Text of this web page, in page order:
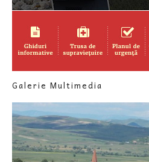
Galerie Multimedia